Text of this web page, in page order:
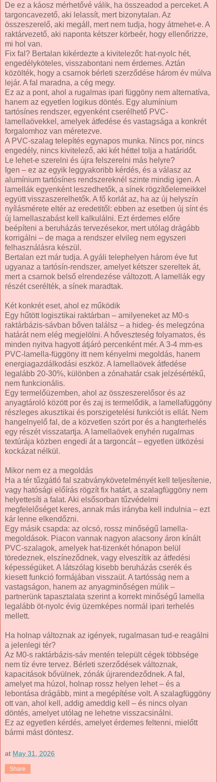
De ez a káosz mérhetővé válik, ha összeadod a perceket. A
targoncavezető, aki lelassít, mert bizonytalan. Az
összeszerelő, aki megáll, mert nem tudja, hogy átmehet-e. A
raktárvezető, aki naponta kétszer körbeér, hogy ellenőrizze,
mi hol van.
Fix fal? Bertalan kikérdezte a kivitelezőt: hat-nyolc hét,
engedélyköteles, visszabontani nem érdemes. Aztán
közölték, hogy a csarnok bérleti szerződése három év múlva
lejár. A fal maradna, a cég megy.
Ez az a pont, ahol a rugalmas ipari függöny nem alternatíva,
hanem az egyetlen logikus döntés. Egy alumínium
tartósínes rendszer, egyenként cserélhető PVC-
lamellaövekkel, amelyek átfedése és vastagsága a konkrét
forgalomhoz van méretezve.
A PVC-szalag telepítés egynapos munka. Nincs por, nincs
engedély, nincs kivitelező, aki két héttel tolja a határidőt.
Le lehet-e szerelni és újra felszerelni más helyre?
Igen – ez az egyik leggyakoribb kérdés, és a válasz az
alumínium tartósínes rendszereknél szinte mindig igen. A
lamellák egyenként leszedhetők, a sínek rögzítőelemeikkel
együtt visszaszerelhetők. A fő korlát az, ha az új helyszín
nyílásmérete eltér az eredetitől: ebben az esetben új sínt és
új lamellaszabást kell kalkulálni. Ezt érdemes előre
beépíteni a beruházás tervezésekor, mert utólag drágább
korrigálni – de maga a rendszer elvileg nem egyszeri
felhasználásra készül.
Bertalan ezt már tudja. A gyáli telephelyen három éve fut
ugyanaz a tartósín-rendszer, amelyet kétszer szereltek át,
mert a csarnok belső elrendezése változott. A lamellák egy
részét cserélték, a sínek maradtak.
Két konkrét eset, ahol ez működik
Egy hűtött logisztikai raktárban – amilyeneket az M0-s
raktárbázis-sávban bőven találsz – a hideg- és melegzóna
határát nem elég megjelölni. A hőveszteség folyamatos, és
minden nyitva hagyott átjáró percenként mér. A 3-4 mm-es
PVC-lamella-függöny itt nem kényelmi megoldás, hanem
energiagazdálkodási eszköz. A lamellaövek átfedése
legalább 20-30%, különben a zónahatár csak jelzésértékű,
nem funkcionális.
Egy termelőüzemben, ahol az összeszerelősor és az
anyagtároló között por és zaj is termelődik, a lamellafüggöny
részleges akusztikai és porszigetelési funkciót is ellát. Nem
hangelnyelő fal, de a közvetlen szórt por és a hangterhelés
egy részét visszatartja. A lamellaövek enyhén rugalmas
textúrája közben engedi át a targoncát – egyetlen ütközési
kockázat nélkül.
Mikor nem ez a megoldás
Ha a tér tűzgátló fal szabványkövetelményét kell teljesítenie,
vagy hatósági előírás rögzít fix határt, a szalagfüggöny nem
helyettesíti a falat. Aki elsősorban tűzvédelmi
megfelelőséget keres, annak más irányba kell indulnia – ezt
kár lenne elkendőzni.
Egy másik csapda: az olcsó, rossz minőségű lamella-
megoldások. Piacon vannak nagyon alacsony áron kínált
PVC-szalagok, amelyek hat-tizenkét hónapon belül
töredeznek, elszíneződnek, vagy elveszítik az átfedési
képességüket. A látszólag kisebb beruházás cserék és
kiesett funkció formájában visszaüt. A tartósság nem a
vastagságon, hanem az anyagminőségen múlik –
partnerünk tapasztalata szerint a korrekt minőségű lamella
legalább öt-nyolc évig üzemképes normál ipari terhelés
mellett.
Ha holnap változnak az igények, rugalmasan tud-e reagálni
a jelenlegi tér?
Az M0-s raktárbázis-sáv mentén települt cégek többsége
nem tíz évre tervez. Bérleti szerződések változnak,
kapacitások bővülnek, zónák újrarendeződnek. A fal,
amelyet ma húzol, holnap rossz helyen lehet – és a
lebontása drágább, mint a megépítése volt. A szalagfüggöny
ott van, ahol kell, addig ameddig kell – és nincs olyan
döntés, amelyet utólag ne lehetne visszacsinálni.
Ez az egyetlen kérdés, amelyet érdemes feltenni, mielőtt
bármi mást döntesz.
at May 31, 2026
Share